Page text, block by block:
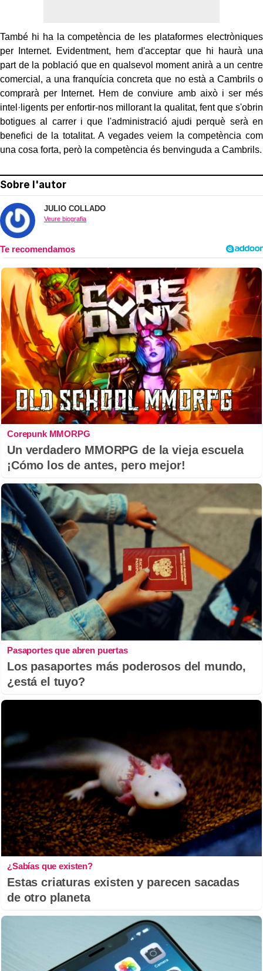
També hi ha la competència de les plataformes electròniques
per Internet. Evidentment, hem d'acceptar que hi haurà una
part de la població que en qualsevol moment anirà a un centre
comercial, a una franquícia concreta que no està a Cambrils o
comprarà per Internet. Hem de conviure amb això i ser més
intel·ligents per enfortir-nos millorant la qualitat, fent que s'obrin
botigues al carrer i que l'administració ajudi perquè serà en
benefici de la totalitat. A vegades veiem la competència com
una cosa forta, però la competència és benvinguda a Cambrils.
Sobre l'autor
JULIO COLLADO
Veure biografia
Corepunk MMORPG
Un verdadero MMORPG de la vieja escuela
¡Cómo los de antes, pero mejor!
Pasaportes que abren puertas
Los pasaportes más poderosos del mundo,
¿está el tuyo?
¿Sabías que existen?
Estas criaturas existen y parecen sacadas
de otro planeta